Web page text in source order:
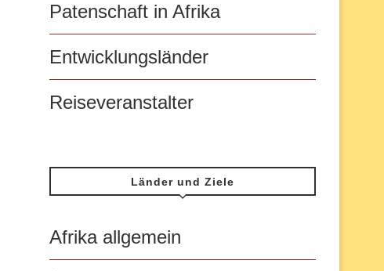
Patenschaft in Afrika
Entwicklungsländer
Reiseveranstalter
Länder und Ziele
Afrika allgemein